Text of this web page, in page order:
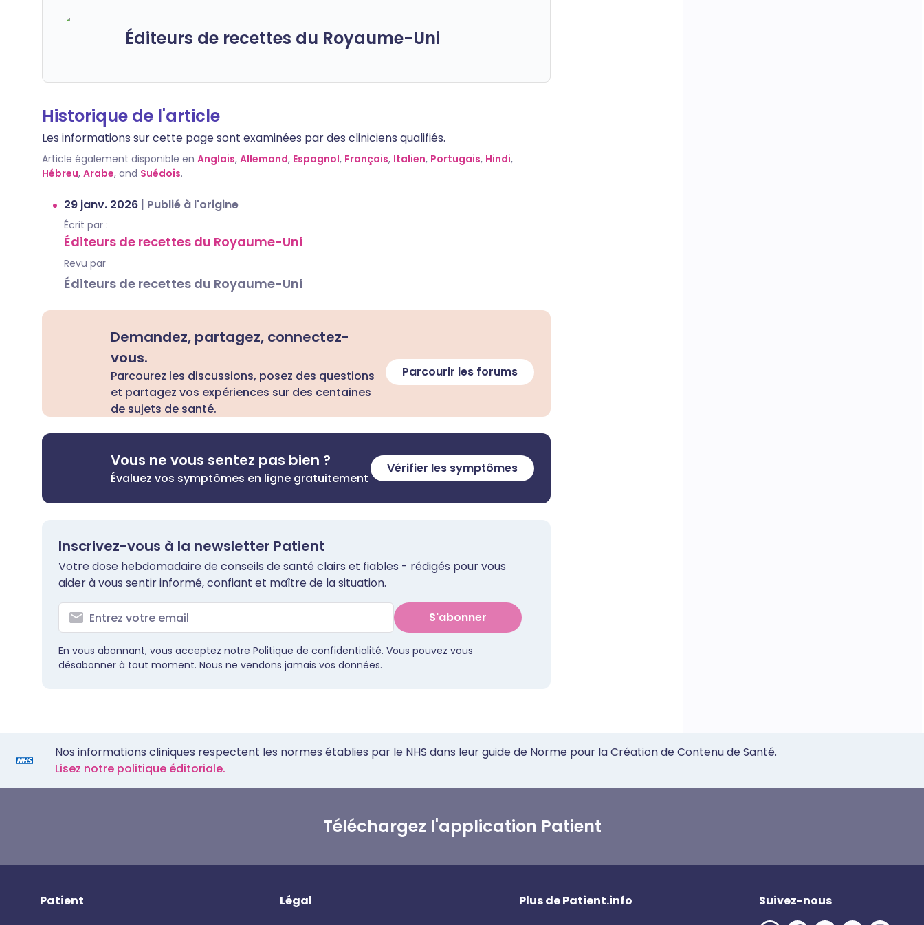
Éditeurs de recettes du Royaume-Uni
Historique de l'article
Les informations sur cette page sont examinées par des cliniciens qualifiés.
Article également disponible en Anglais, Allemand, Espagnol, Français, Italien, Portugais, Hindi,
Hébreu, Arabe, and Suédois.
29 janv. 2026 | Publié à l'origine
Écrit par :
Éditeurs de recettes du Royaume-Uni
Revu par
Éditeurs de recettes du Royaume-Uni
Demandez, partagez, connectez-
vous.
Parcourez les discussions, posez des questions
et partagez vos expériences sur des centaines
de sujets de santé.
Parcourir les forums
Vous ne vous sentez pas bien ?
Évaluez vos symptômes en ligne gratuitement
Vérifier les symptômes
Inscrivez-vous à la newsletter Patient
Votre dose hebdomadaire de conseils de santé clairs et fiables - rédigés pour vous
aider à vous sentir informé, confiant et maître de la situation.
S'abonner
En vous abonnant, vous acceptez notre Politique de confidentialité. Vous pouvez vous
désabonner à tout moment. Nous ne vendons jamais vos données.
Nos informations cliniques respectent les normes établies par le NHS dans leur guide de Norme pour la Création de Contenu de Santé.
Lisez notre politique éditoriale.
Téléchargez l'application Patient
Patient Légal Plus de Patient.info Suivez-nous